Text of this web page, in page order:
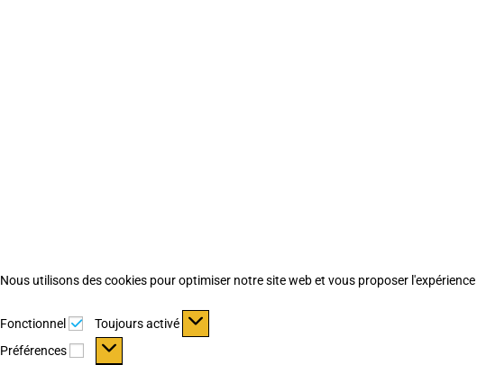
Nous utilisons des cookies pour optimiser notre site web et vous proposer
Fonctionnel Fonctionnel
Toujours activé
Préférences
Préférences